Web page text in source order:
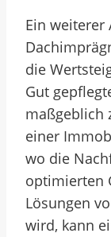
Ein weiterer
die
Gut
maßgeblich
einer
wo die
optimierten
Lösungen
wird, kann